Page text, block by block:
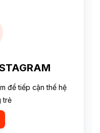
để tiếp cận thế hệ
trẻ